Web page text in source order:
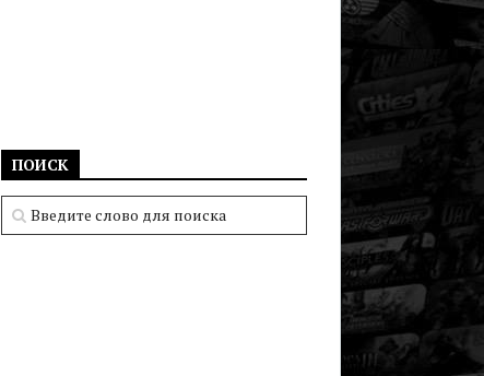
ПОИСК